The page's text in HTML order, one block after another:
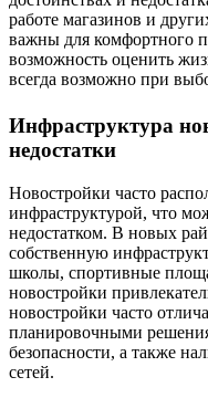
работе магазинов и
важны для комфортного
возможность оценить
всегда возможно при
Инфраструктура
недостатки
Новостройки часто
инфраструктурой, что
недостатком. В новых
собственную
школы, спортивные
новостройки
новостройки часто
планировочными
безопасности, а также
сетей.